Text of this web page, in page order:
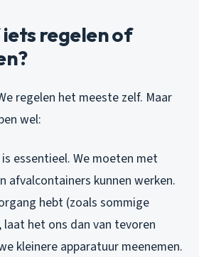
regelen of
regelen het meeste zelf. Maar
wel:
is essentieel. We moeten met
afvalcontainers kunnen werken.
hebt (zoals sommige
laat het ons dan van tevoren
kleinere apparatuur meenemen.